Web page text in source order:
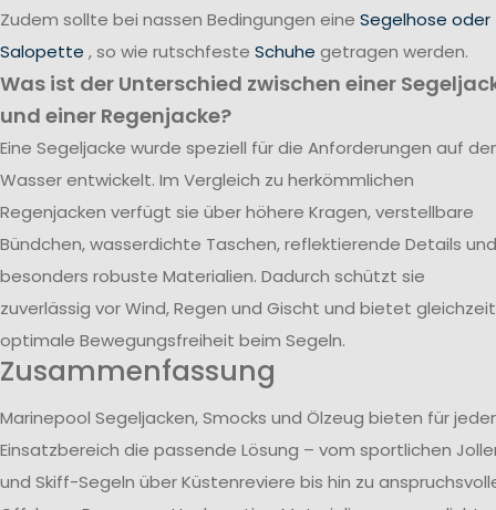
Zudem sollte bei nassen Bedingungen eine Segelhose oder
Salopette , so wie rutschfeste Schuhe getragen werden.
Was ist der Unterschied zwischen einer
und einer Regenjacke?
Eine Segeljacke wurde speziell für die Anforderungen auf
Wasser entwickelt. Im Vergleich zu herkömmlichen
Regenjacken verfügt sie über höhere Kragen, verstellbare
Bündchen, wasserdichte Taschen, reflektierende Details und
besonders robuste Materialien. Dadurch schützt sie
zuverlässig vor Wind, Regen und Gischt und bietet
optimale Bewegungsfreiheit beim Segeln.
Zusammenfassung
Marinepool Segeljacken, Smocks und Ölzeug bieten für
Einsatzbereich die passende Lösung – vom sportlichen
und Skiff-Segeln über Küstenreviere bis hin zu